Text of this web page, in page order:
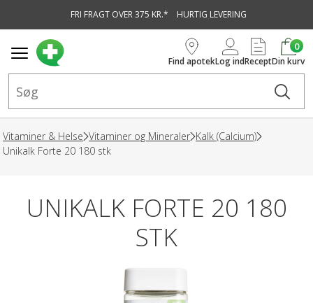
FRI FRAGT OVER 375 KR.* HURTIG LEVERING
Find apotekLog indRecept
0
Din kurv
Vitaminer & Helse Vitaminer og Mineraler Kalk (Calcium)
Unikalk Forte 20 180 stk
UNIKALK FORTE 20 180
STK